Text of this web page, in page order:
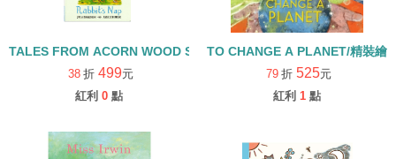
TALES FROM ACORN WOOD STORY COLLECTION 生活日常組/
38 折 499元
紅利 0 點
TO CHANGE A PLANET/精裝繪
79 折 525元
紅利 1 點